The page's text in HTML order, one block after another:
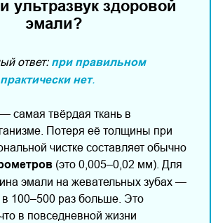
ультразвук здоровой
эмали?
ответ: при правильном
нет.
самая твёрдая ткань в
Потеря её толщины при
чистке составляет обычно
(это 0,005–0,02 мм). Для
эмали на жевательных зубах —
в 100–500 раз больше. Это
в повседневной жизни